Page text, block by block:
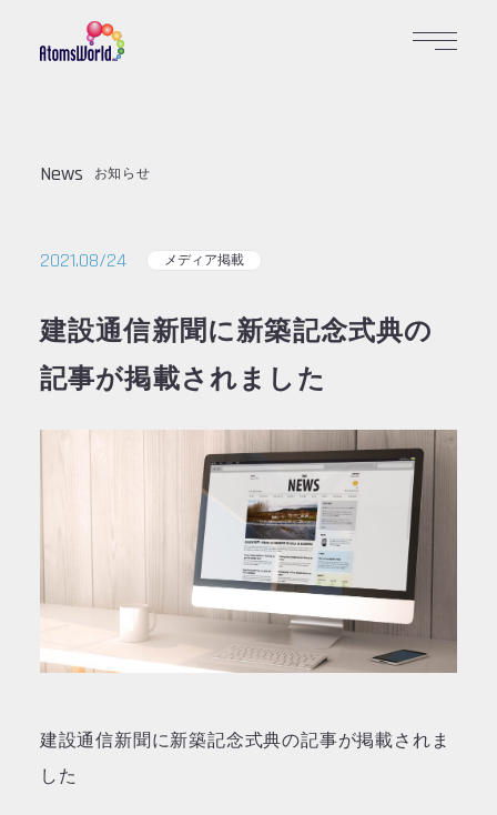
News お知らせ
2021.08/24 メディア掲載
建設通信新聞に新築記念式典の
記事が掲載されました
建設通信新聞に新築記念式典の記事が掲載されま
した